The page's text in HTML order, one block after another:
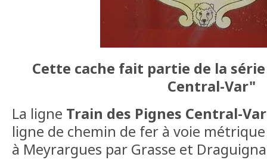
Cette cache fait partie de la
Central-Var"
La ligne Train des Pignes Central-Var
ligne de chemin de fer à voie
à Meyrargues par Grasse et